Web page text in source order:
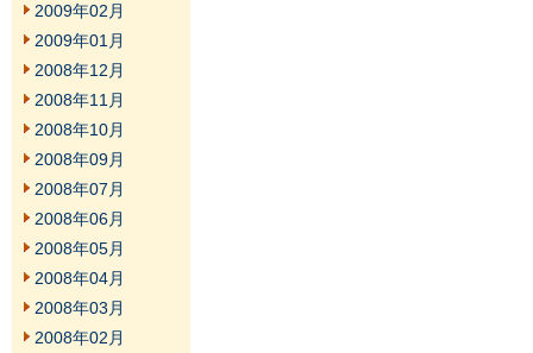
2009年02月
2009年01月
2008年12月
2008年11月
2008年10月
2008年09月
2008年07月
2008年06月
2008年05月
2008年04月
2008年03月
2008年02月